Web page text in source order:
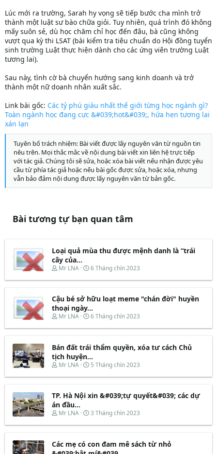
Lúc mới ra trường, Sarah hy vọng sẽ tiếp bước cha mình trở
thành một luật sư bào chữa giỏi. Tuy nhiên, quá trình đó không
mấy suôn sẻ, dù học chăm chỉ học đến đâu, bà cũng không
vượt qua kỳ thi LSAT (bài kiểm tra tiêu chuẩn do Hội đồng tuyển
sinh trường Luật thực hiện dành cho các ứng viên trường Luật
tương lai).
Sau này, tình cờ bà chuyển hướng sang kinh doanh và trở
thành một nữ doanh nhân xuất sắc.
Link bài gốc: Các tỷ phú giàu nhất thế giới từng học ngành gì?
Toàn ngành học đang cực &#039;hot&#039;, hứa hẹn tương lai
xán lạn
Tuyên bố trách nhiệm: Bài viết được lấy nguyên văn từ nguồn tin
nêu trên. Mọi thắc mắc về nội dung bài viết xin liên hệ trực tiếp
với tác giả. Chúng tôi sẽ sửa, hoặc xóa bài viết nếu nhận được yêu
cầu từ phía tác giả hoặc nếu bài gốc được sửa, hoặc xóa, nhưng
vẫn bảo đảm nội dung được lấy nguyên văn từ bản gốc.
Bài tương tự bạn quan tâm
Loại quả mùa thu được mệnh danh là “trái
cây của...
T
r
a
d
s
a
t
e
r
Mr LNA
N
à
b
t
ầ
6 Tháng chín 2023
Cậu bé sở hữu loạt meme "chán đời" huyền
thoại ngày...
T
r
a
d
s
a
t
e
r
Mr LNA
N
à
b
t
ầ
6 Tháng chín 2023
Bán đất trái thẩm quyền, xóa tư cách Chủ
tịch huyện...
T
r
a
d
s
a
t
e
Mr LNA
N
à
b
t
ầ
5 Tháng chín 2023
TP. Hà Nội xin &#039;tự quyết&#039; các dự
án đầu...
T
r
a
d
Mr LNA
N
à
b
ắ
3 Tháng chín 2023
Các mẹ có con đam mê sách từ nhỏ